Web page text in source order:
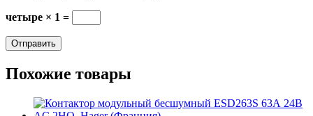
четыре × 1 =
Похожие товары